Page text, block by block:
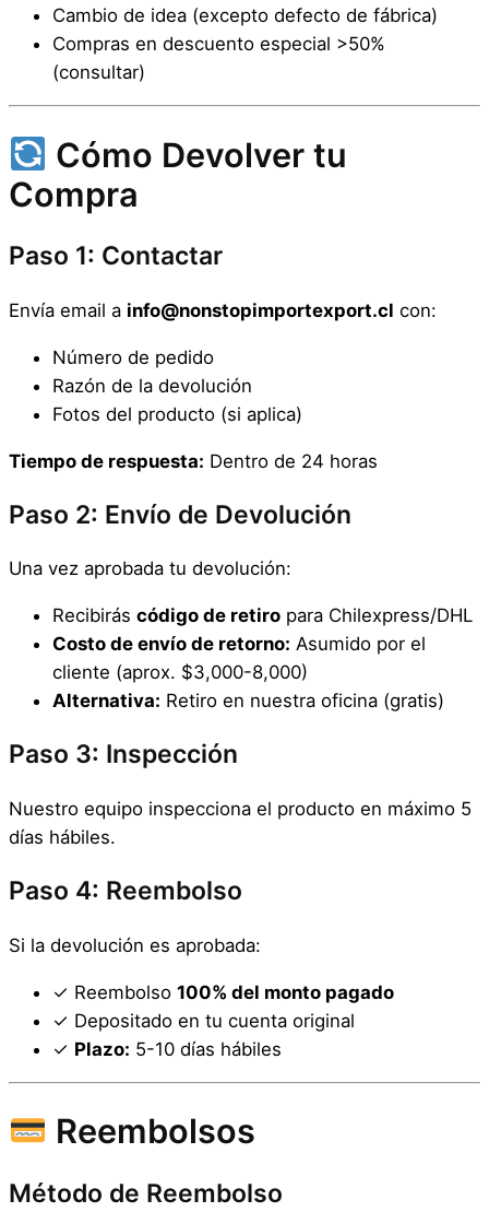
Cambio de idea (excepto defecto de fábrica)
Compras en descuento especial >50%
(consultar)
Cómo Devolver tu
Compra
Paso 1: Contactar
Envía email a info@nonstopimportexport.cl con:
Número de pedido
Razón de la devolución
Fotos del producto (si aplica)
Tiempo de respuesta: Dentro de 24 horas
Paso 2: Envío de Devolución
Una vez aprobada tu devolución:
Recibirás código de retiro para Chilexpress/DHL
Costo de envío de retorno: Asumido por el
cliente (aprox. $3,000-8,000)
Alternativa: Retiro en nuestra oficina (gratis)
Paso 3: Inspección
Nuestro equipo inspecciona el producto en máximo 5
días hábiles.
Paso 4: Reembolso
Si la devolución es aprobada:
✓ Reembolso 100% del monto pagado
✓ Depositado en tu cuenta original
✓ Plazo: 5-10 días hábiles
Reembolsos
Método de Reembolso